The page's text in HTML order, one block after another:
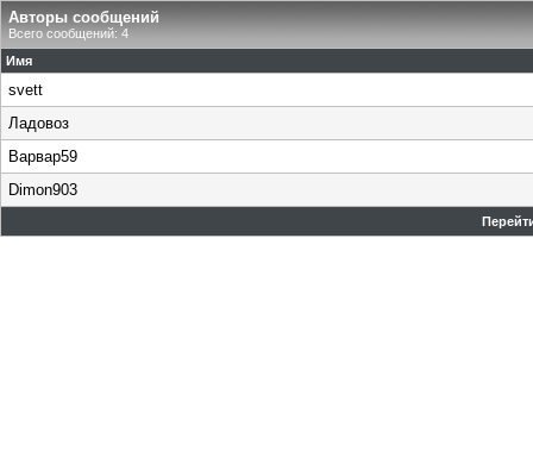
Авторы сообщений
Всего сообщений: 4
Имя
svett
Ладовоз
Варвар59
Dimon903